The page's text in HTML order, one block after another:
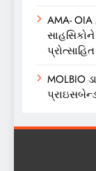
AMA-
MOLBIO